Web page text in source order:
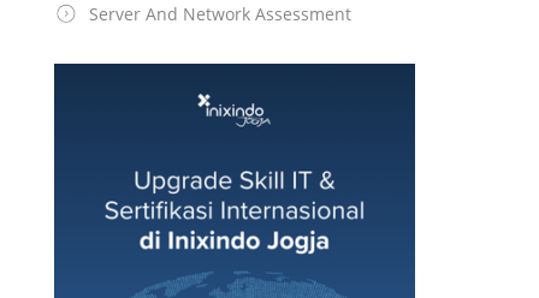
Server And Network Assessment